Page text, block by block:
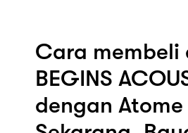
Cara membeli
BEGINS
dengan Atome